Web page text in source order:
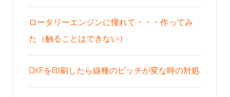
ロータリーエンジンに憧れて・・・作ってみ
た（触ることはできない）
DXFを印刷したら線種のピッチが変な時の対処